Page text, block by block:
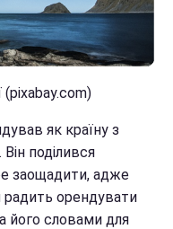
(pixabay.com)
як країну з
поділився
заощадити, адже
радить орендувати
його словами для